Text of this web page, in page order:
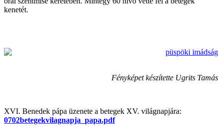
kenetét.
Fényképet készítette Ugrits Tamás
XVI. Benedek pápa üzenete a betegek XV. világnapjára:
0702betegekvilagnapja_papa.pdf